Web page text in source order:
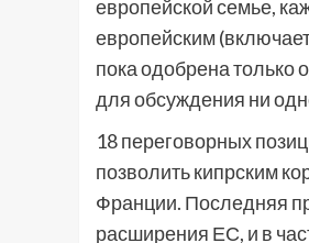
европейской семье,
европейским
пока одобрена только
для обсуждения ни
18 переговорных
позволить кипрским
Франции. Последняя
расширения ЕС, и в